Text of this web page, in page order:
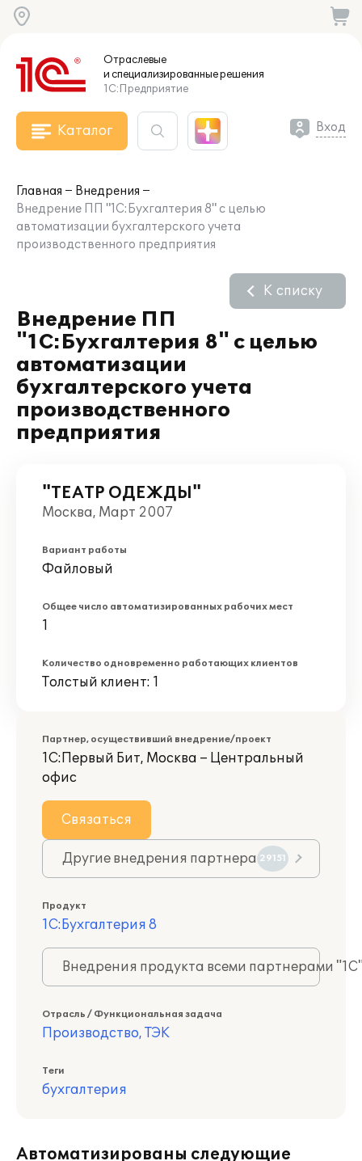
Отраслевые
и специализированныерешения
1С:Предприятие
Каталог Вход
Главная
Внедрения
Внедрение ПП "1С:Бухгалтерия 8" с целью
автоматизации бухгалтерского учета
производственного предприятия
Внедрение ПП
"1С:Бухгалтерия 8" с целью
автоматизации
бухгалтерского учета
производственного
предприятия
К списку
"ТЕАТР ОДЕЖДЫ"
Москва, Март 2007
Вариант работы
Файловый
Общее число автоматизированных рабочих мест
1
Количество одновременно работающих клиентов
Толстый клиент: 1
Партнер, осуществивший внедрение/проект
1С:Первый Бит, Москва – Центральный
офис
Связаться
Другие внедрения партнера 29151
Продукт
1С:Бухгалтерия 8
Внедрения продукта всеми партнерами
Отрасль / Функциональная задача
Производство, ТЭК
Теги
бухгалтерия
Автоматизированы следующие